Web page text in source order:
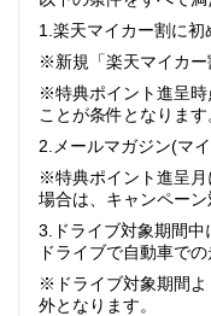
1.楽天マイカー割に初
※新規「楽天マイカー
※特典ポイント進呈時
ことが条件となります
2.メールマガジン(マ
※特典ポイント進呈月
場合は、キャンペーン
3.ドライブ対象期間
ドライブで自動車で
※ドライブ対象期間よ
外となります。